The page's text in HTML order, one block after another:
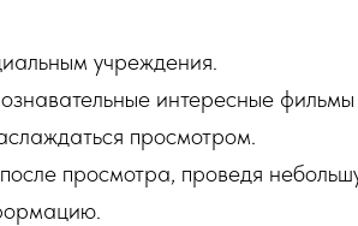
учреждения.
интересные
просмотром.
просмотра, проведя